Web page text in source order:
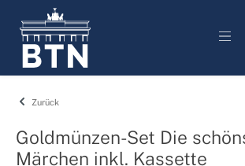
springen
Zurück
Goldmünzen-Set Die
Märchen inkl. Kassette